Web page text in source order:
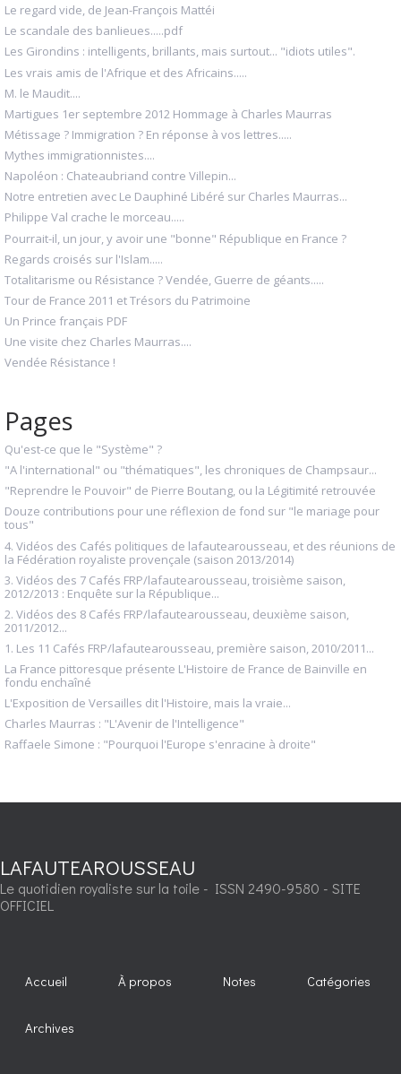
Le regard vide, de Jean-François Mattéi
Le scandale des banlieues.....pdf
Les Girondins : intelligents, brillants, mais surtout... "idiots utiles".
Les vrais amis de l'Afrique et des Africains.....
M. le Maudit....
Martigues 1er septembre 2012 Hommage à Charles Maurras
Métissage ? Immigration ? En réponse à vos lettres.....
Mythes immigrationnistes....
Napoléon : Chateaubriand contre Villepin...
Notre entretien avec Le Dauphiné Libéré sur Charles Maurras...
Philippe Val crache le morceau.....
Pourrait-il, un jour, y avoir une "bonne" République en France ?
Regards croisés sur l'Islam.....
Totalitarisme ou Résistance ? Vendée, Guerre de géants.....
Tour de France 2011 et Trésors du Patrimoine
Un Prince français PDF
Une visite chez Charles Maurras....
Vendée Résistance !
Pages
Qu'est-ce que le "Système" ?
"A l'international" ou "thématiques", les chroniques de Champsaur...
"Reprendre le Pouvoir" de Pierre Boutang, ou la Légitimité retrouvée
Douze contributions pour une réflexion de fond sur "le mariage pour
tous"
4. Vidéos des Cafés politiques de lafautearousseau, et des réunions de
la Fédération royaliste provençale (saison 2013/2014)
3. Vidéos des 7 Cafés FRP/lafautearousseau, troisième saison,
2012/2013 : Enquête sur la République...
2. Vidéos des 8 Cafés FRP/lafautearousseau, deuxième saison,
2011/2012...
1. Les 11 Cafés FRP/lafautearousseau, première saison, 2010/2011...
La France pittoresque présente L'Histoire de France de Bainville en
fondu enchaîné
L'Exposition de Versailles dit l'Histoire, mais la vraie...
Charles Maurras : "L'Avenir de l'Intelligence"
Raffaele Simone : "Pourquoi l'Europe s'enracine à droite"
LAFAUTEAROUSSEAU
Le quotidien royaliste sur la toile - ISSN 2490-9580 - SITE
OFFICIEL
Accueil À propos Notes Catégories
Archives